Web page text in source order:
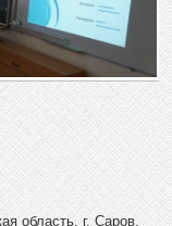
область, г. Саров,